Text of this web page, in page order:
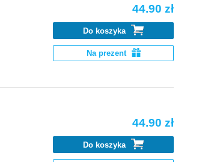
44.90 zł
Do koszyka
Na prezent
44.90 zł
Do koszyka